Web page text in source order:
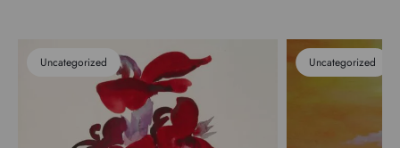
Uncategorized Uncategorized